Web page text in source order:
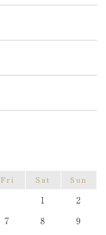
Fri Sat Sun
1
2
7 8
9